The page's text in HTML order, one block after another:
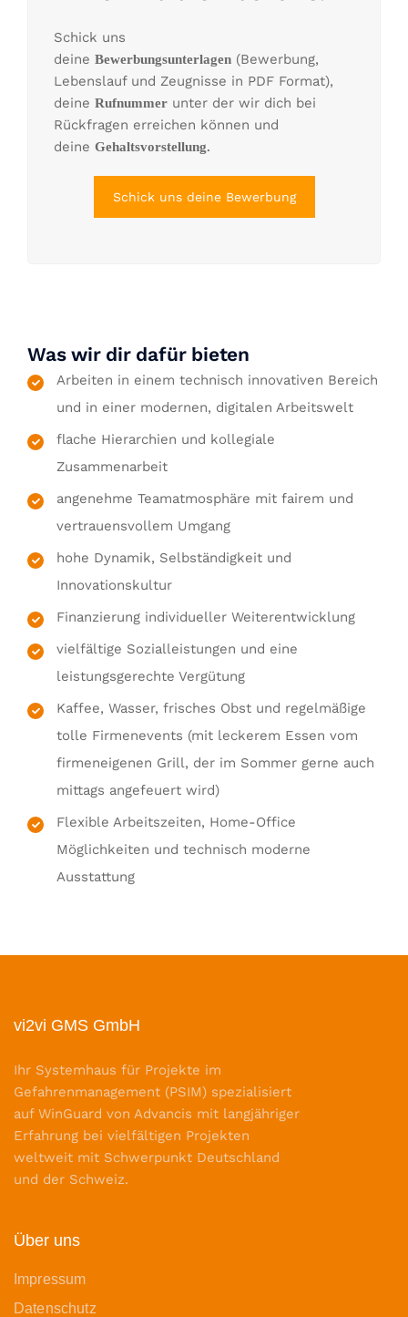
Schick uns
deine Bewerbungsunterlagen (Bewerbung,
Lebenslauf und Zeugnisse in PDF Format),
deine Rufnummer unter der wir dich bei
Rückfragen erreichen können und
deine Gehaltsvorstellung.
Schick uns deine Bewerbung
Was wir dir dafür bieten
Arbeiten in einem technisch innovativen Bereich
und in einer modernen, digitalen Arbeitswelt
flache Hierarchien und kollegiale
Zusammenarbeit
angenehme Teamatmosphäre mit fairem und
vertrauensvollem Umgang
hohe Dynamik, Selbständigkeit und
Innovationskultur
Finanzierung individueller Weiterentwicklung
vielfältige Sozialleistungen und eine
leistungsgerechte Vergütung
Kaffee, Wasser, frisches Obst und regelmäßige
tolle Firmenevents (mit leckerem Essen vom
firmeneigenen Grill, der im Sommer gerne auch
mittags angefeuert wird)
Flexible Arbeitszeiten, Home-Office
Möglichkeiten und technisch moderne
Ausstattung
vi2vi GMS GmbH
Ihr Systemhaus für Projekte im
Gefahrenmanagement (PSIM) spezialisiert
auf WinGuard von Advancis mit langjähriger
Erfahrung bei vielfältigen Projekten
weltweit mit Schwerpunkt Deutschland
und der Schweiz.
Über uns
Impressum
Datenschutz